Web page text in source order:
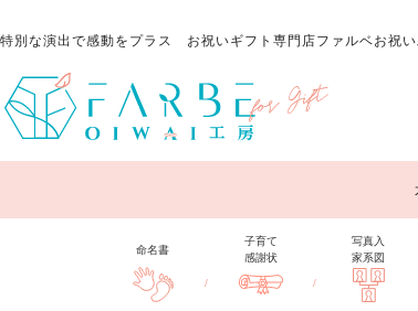
特別な演出で感動をプラス お祝いギフト専門店ファルベお祝い
命名書
/
子育て
感謝状
/
写真入
家系図